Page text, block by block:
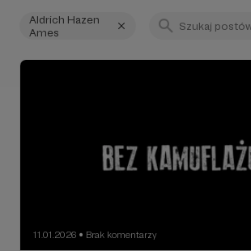
Aldrich Hazen
Ames
11.01.2026 ● Brak komentarzy